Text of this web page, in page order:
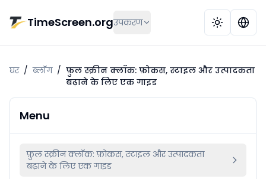
TimeScreen.orgउपकरण
घर / ब्लॉग / फ़ुल स्क्रीन क्लॉक: फ़ोकस, स्टाइल और उत्पादकता
बढ़ाने के लिए एक गाइड
Menu
फ़ुल स्क्रीन क्लॉक: फ़ोकस, स्टाइल और उत्पादकता
बढ़ाने के लिए एक गाइड